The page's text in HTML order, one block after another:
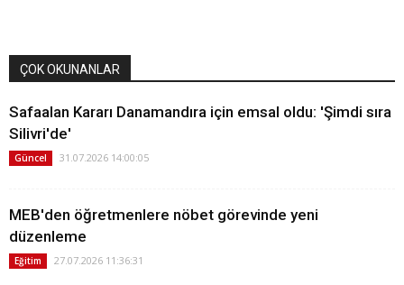
ÇOK OKUNANLAR
Safaalan Kararı Danamandıra için emsal oldu: 'Şimdi sıra
Silivri'de'
Güncel 31.07.2026 14:00:05
MEB'den öğretmenlere nöbet görevinde yeni
düzenleme
Eğitim 27.07.2026 11:36:31